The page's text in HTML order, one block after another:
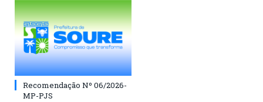
Recomendação Nº 06/2026-
MP-PJS